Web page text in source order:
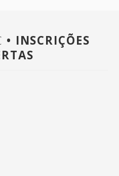
• INSCRIÇÕES